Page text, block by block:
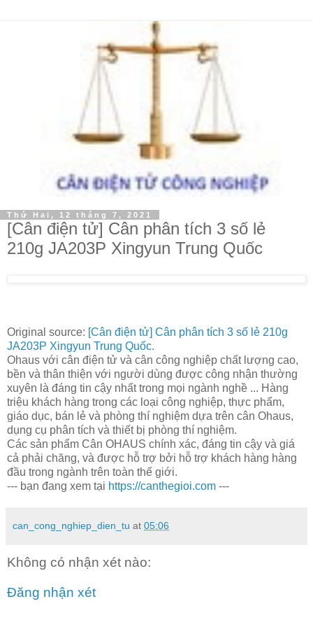
Thứ Hai, 12 tháng 7, 2021
[Cân điện tử] Cân phân tích 3 số lẻ
210g JA203P Xingyun Trung Quốc
Original source: [Cân điện tử] Cân phân tích 3 số lẻ 210g
JA203P Xingyun Trung Quốc.
Ohaus với cân điện tử và cân công nghiệp chất lượng cao,
bền và thân thiện với người dùng được công nhận thường
xuyên là đáng tin cậy nhất trong mọi ngành nghề ... Hàng
triệu khách hàng trong các loại công nghiệp, thực phẩm,
giáo dục, bán lẻ và phòng thí nghiệm dựa trên cân Ohaus,
dụng cụ phân tích và thiết bị phòng thí nghiệm.
Các sản phẩm Cân OHAUS chính xác, đáng tin cậy và giá
cả phải chăng, và được hỗ trợ bởi hỗ trợ khách hàng hàng
đầu trong ngành trên toàn thế giới.
--- bạn đang xem tại https://canthegioi.com ---
can_cong_nghiep_dien_tu at 05:06
Không có nhận xét nào:
Đăng nhận xét